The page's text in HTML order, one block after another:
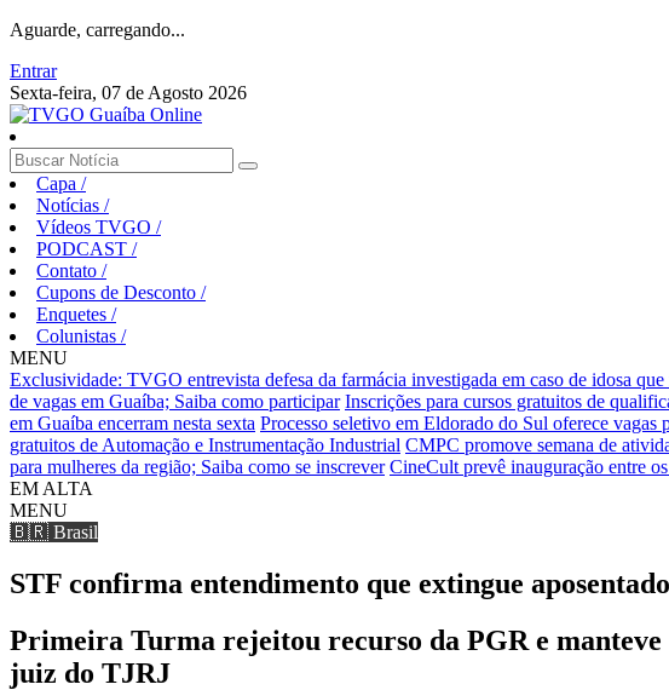
Aguarde, carregando...
Entrar
Sexta-feira, 07 de Agosto 2026
Capa /
Notícias /
Vídeos TVGO /
PODCAST /
Contato /
Cupons de Desconto /
Enquetes /
Colunistas /
MENU
Exclusividade: TVGO entrevista defesa da farmácia investigada em caso de idosa
de vagas em Guaíba; Saiba como participar Inscrições para cursos gratuitos de
em Guaíba encerram nesta sexta Processo seletivo em Eldorado do Sul oferece
gratuitos de Automação e Instrumentação Industrial CMPC promove semana de
para mulheres da região; Saiba como se inscrever CineCult prevê inauguração entre
EM ALTA
MENU
🇧🇷 Brasil
STF confirma entendimento que extingue
Primeira Turma rejeitou recurso da PGR e
juiz do TJRJ